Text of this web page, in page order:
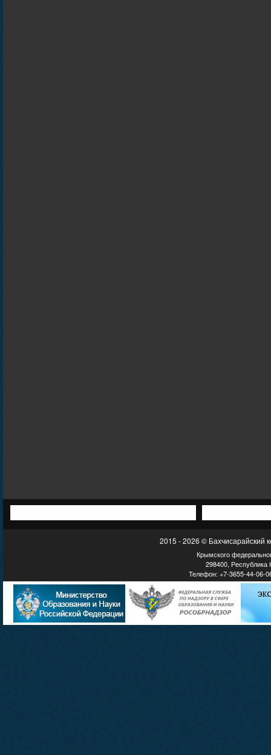
2015 - 2026 © Бахчисарайский
Крымского
298400, Республика
Телефон: +7-3655-44-06-